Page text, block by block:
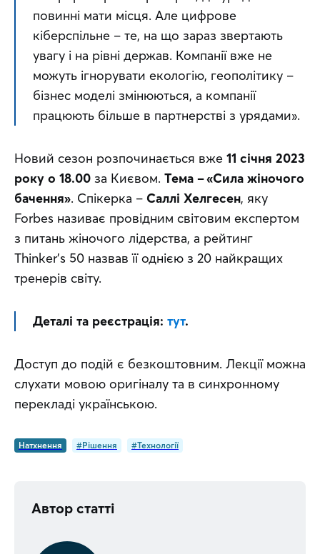
повинні мати місця. Але цифрове
кіберспільне – те, на що зараз звертають
увагу і на рівні держав. Компанії вже не
можуть ігнорувати екологію, геополітику –
бізнес моделі змінюються, а компанії
працюють більше в партнерстві з урядами».
Новий сезон розпочинається вже 11 січня 2023
року о 18.00 за Києвом. Тема – «Сила жіночого
бачення». Спікерка – Саллі Хелгесен, яку
Forbes називає провідним світовим експертом
з питань жіночого лідерства, а рейтинг
Thinker’s 50 назвав її однією з 20 найкращих
тренерів світу.
Деталі та реєстрація: тут.
Доступ до подій є безкоштовним. Лекції можна
слухати мовою оригіналу та в синхронному
перекладі українською.
Натхнення #Рішення #Технології
Автор статті